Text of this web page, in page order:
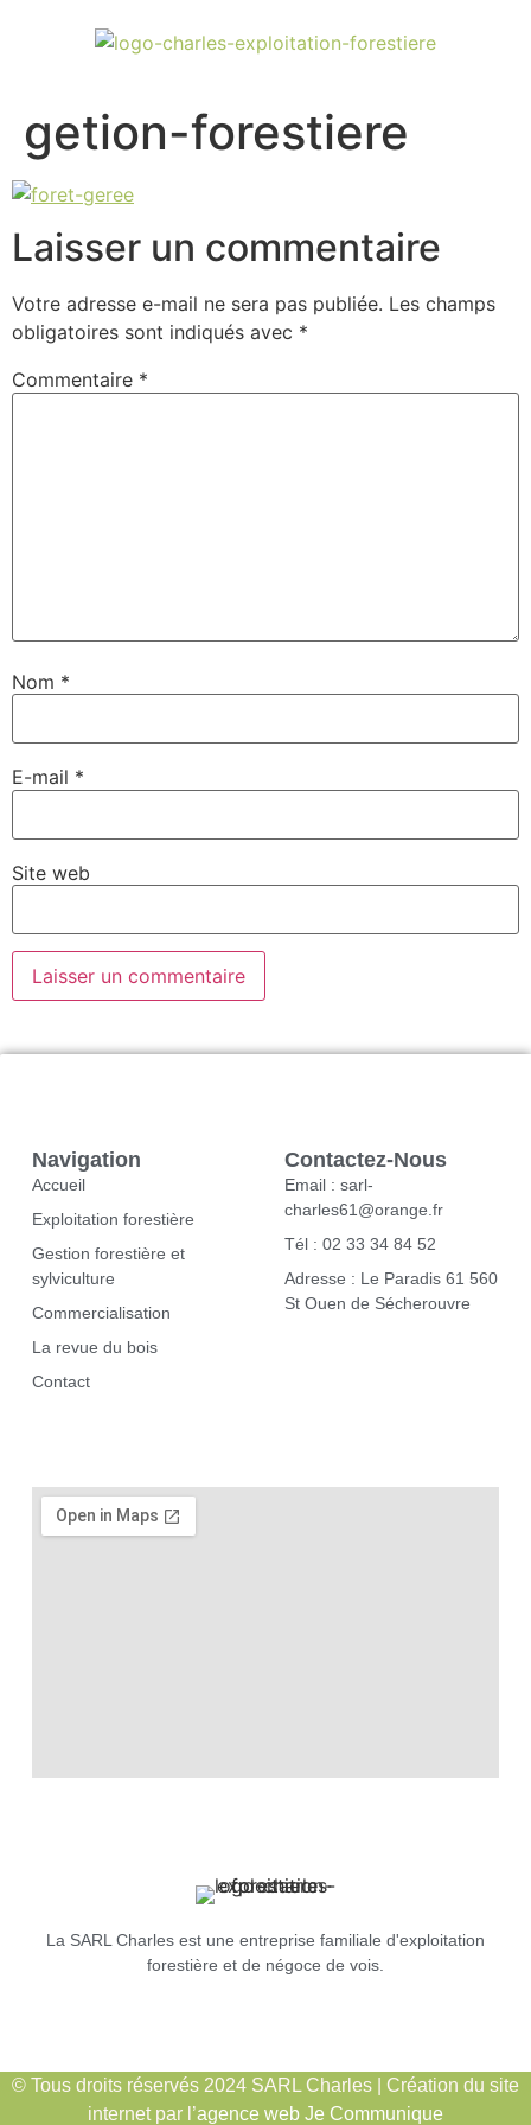
getion-forestiere
Laisser un commentaire
Votre adresse e-mail ne sera pas publiée. Les champs
obligatoires sont indiqués avec *
Commentaire *
Nom *
E-mail *
Site web
La SARL Charles est une entreprise familiale d'exploitation
forestière et de négoce de vois.
Navigation
Accueil
Exploitation forestière
Gestion forestière et
sylviculture
Commercialisation
La revue du bois
Contact
Contactez-Nous
Email : sarl-
charles61@orange.fr
Tél : 02 33 34 84 52
Adresse : Le Paradis 61 560
St Ouen de Sécherouvre
© Tous droits réservés 2024 SARL Charles | Création du site
internet par l’agence web Je Communique